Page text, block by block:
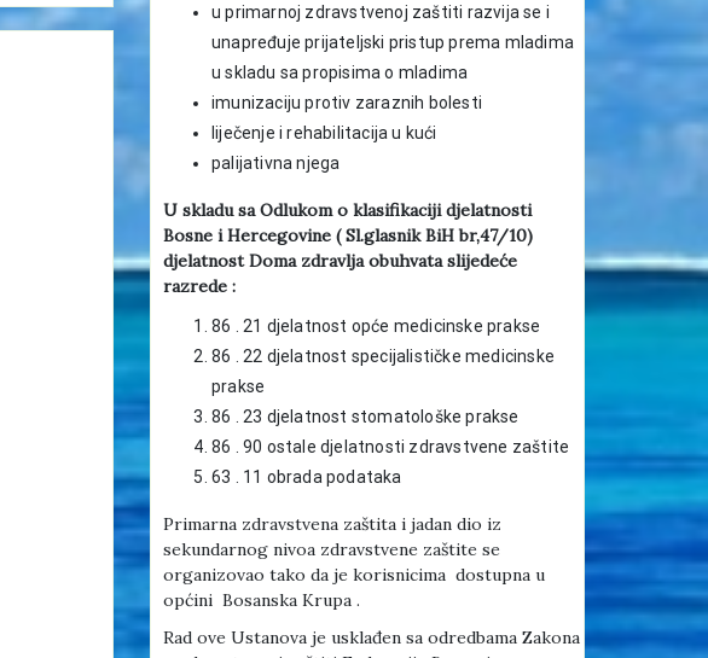
u primarnoj zdravstvenoj zaštiti razvija se i
unapređuje prijateljski pristup prema mladima
u skladu sa propisima o mladima
imunizaciju protiv zaraznih bolesti
liječenje i rehabilitacija u kući
palijativna njega
U skladu sa Odlukom o klasifikaciji djelatnosti
Bosne i Hercegovine ( Sl.glasnik BiH br,47/10)
djelatnost Doma zdravlja obuhvata slijedeće
razrede :
86 . 21 djelatnost opće medicinske prakse
86 . 22 djelatnost specijalističke medicinske
prakse
86 . 23 djelatnost stomatološke prakse
86 . 90 ostale djelatnosti zdravstvene zaštite
63 . 11 obrada podataka
Primarna zdravstvena zaštita i jadan dio iz
sekundarnog nivoa zdravstvene zaštite se
organizovao tako da je korisnicima dostupna u
općini Bosanska Krupa .
Rad ove Ustanova je usklađen sa odredbama Zakona